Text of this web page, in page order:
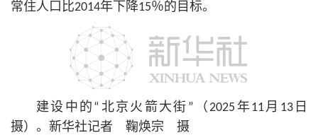
常住人口比2014年下降15％的目标。
建设中的“北京火箭大街”（2025年11月13日
摄）。新华社记者 鞠焕宗 摄